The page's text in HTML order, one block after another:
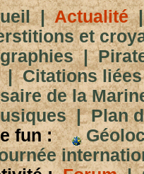
|Actualité
et
|
|Citations
de la
|Plan
fun :